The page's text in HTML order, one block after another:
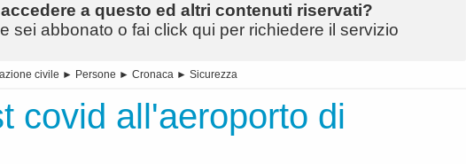
a questo ed altri contenuti riservati?
sei abbonato o fai click qui per richiedere il servizio
civile ► Persone ► Cronaca ► Sicurezza
covid all'aeroporto di